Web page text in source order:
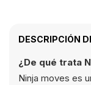
DESCRIPCIÓN
¿De qué trata
Ninja moves es